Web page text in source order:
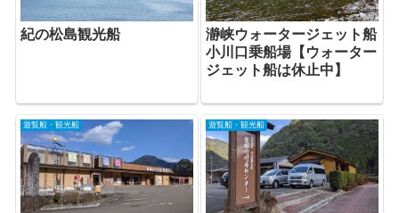
紀の松島観光船
瀞峡ウォータージェット船
小川口乗船場【ウォーター
ジェット船は休止中】
遊覧船・観光船 遊覧船・観光船